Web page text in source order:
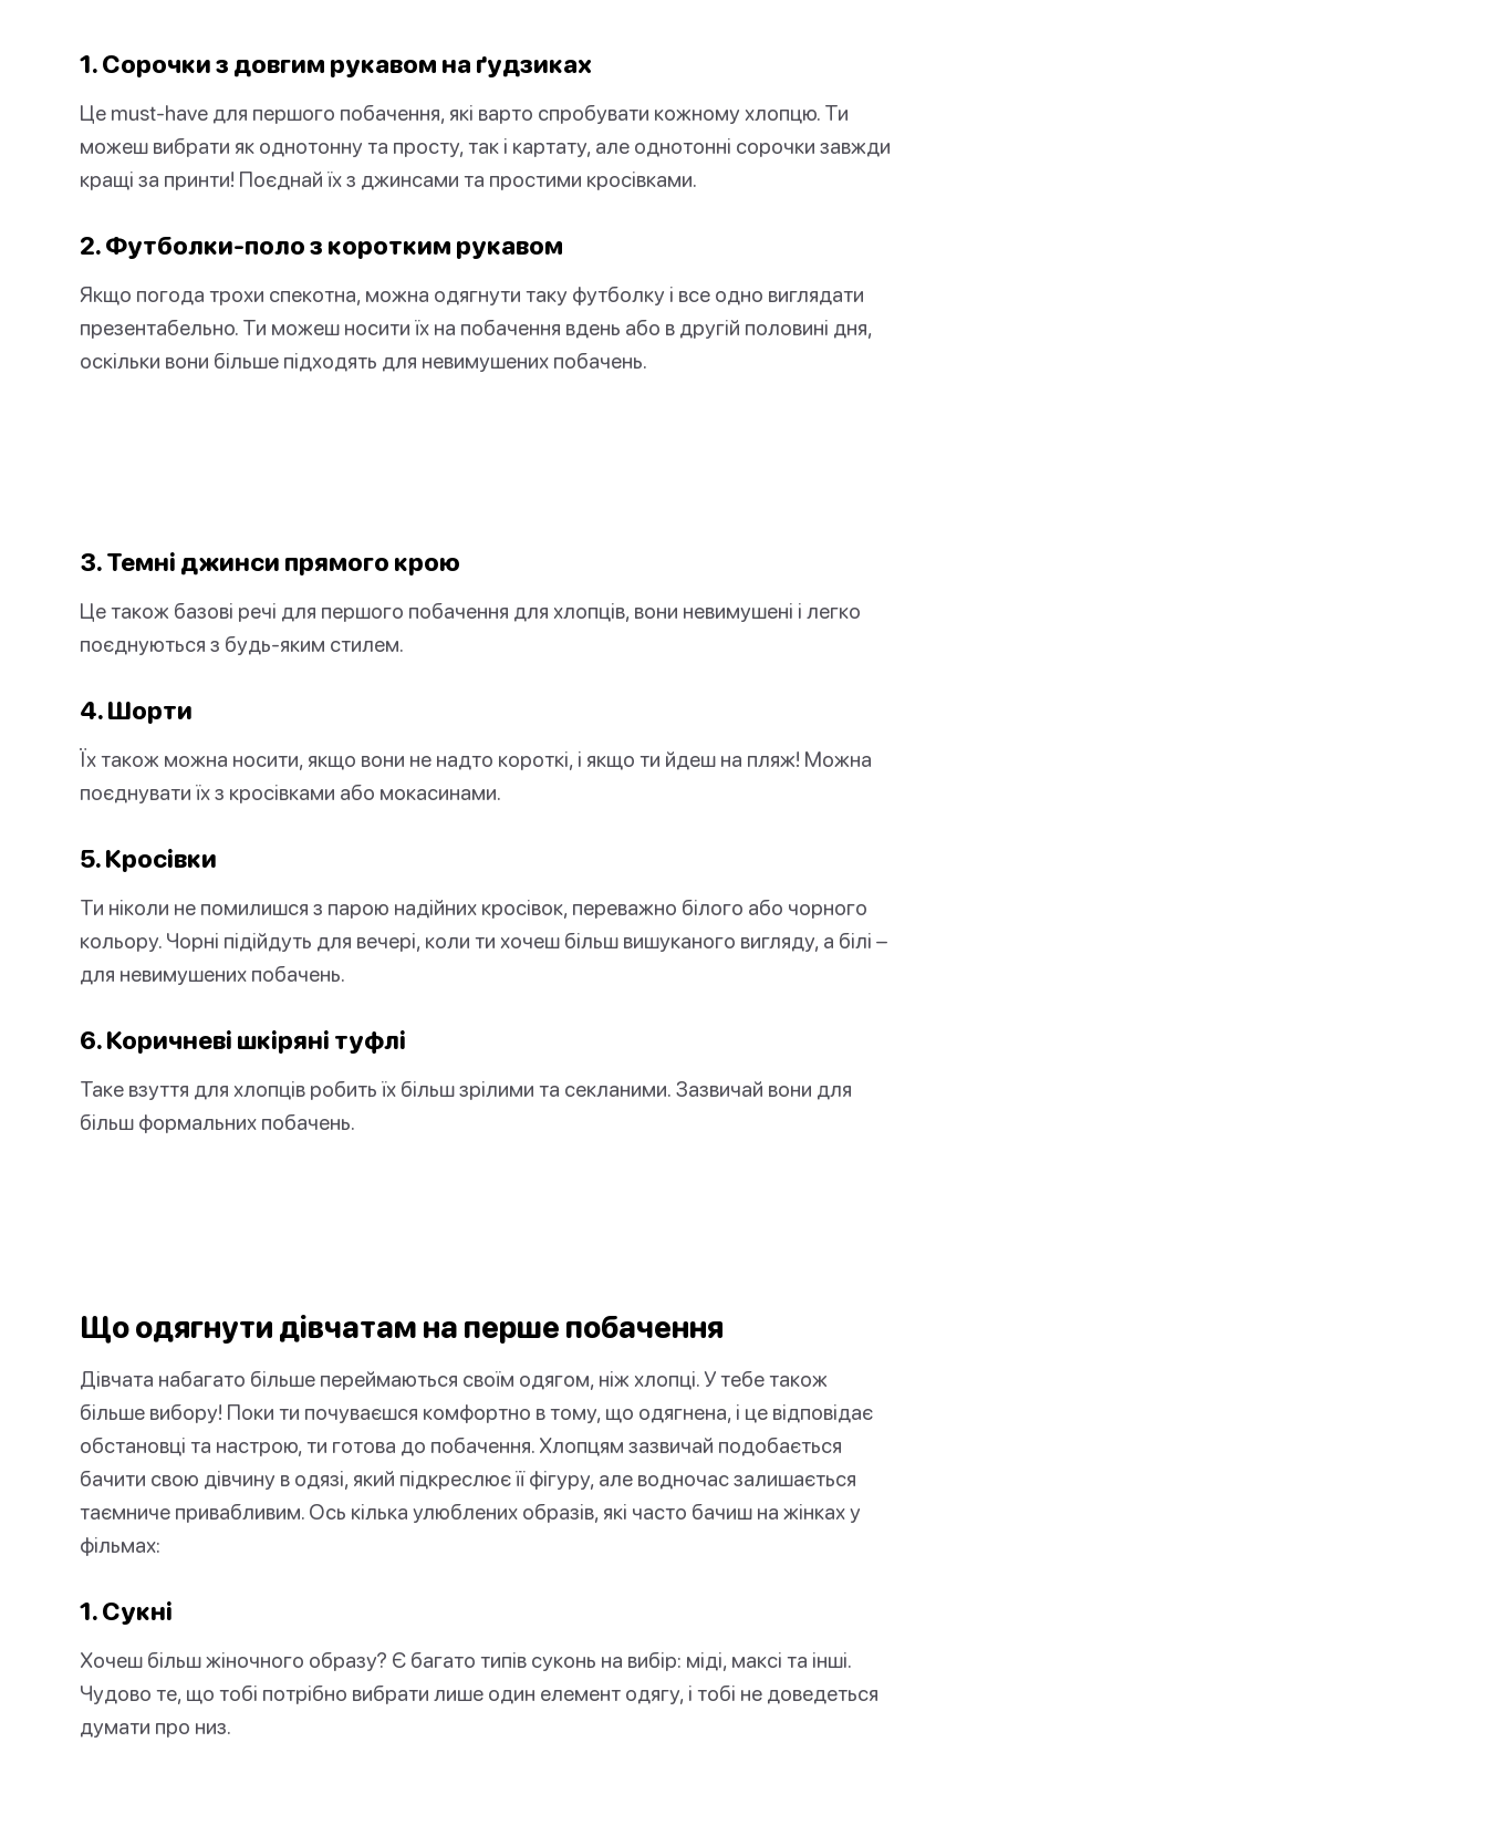
1. Сорочки з довгим рукавом на ґудзиках
Це must-have для першого побачення, які варто спробувати кожному хлопцю. Ти
можеш вибрати як однотонну та просту, так і картату, але однотонні сорочки завжди
кращі за принти! Поєднай їх з джинсами та простими кросівками.
2. Футболки-поло з коротким рукавом
Якщо погода трохи спекотна, можна одягнути таку футболку і все одно виглядати
презентабельно. Ти можеш носити їх на побачення вдень або в другій половині дня,
оскільки вони більше підходять для невимушених побачень.
3. Темні джинси прямого крою
Це також базові речі для першого побачення для хлопців, вони невимушені і легко
поєднуються з будь-яким стилем.
4. Шорти
Їх також можна носити, якщо вони не надто короткі, і якщо ти йдеш на пляж! Можна
поєднувати їх з кросівками або мокасинами.
5. Кросівки
Ти ніколи не помилишся з парою надійних кросівок, переважно білого або чорного
кольору. Чорні підійдуть для вечері, коли ти хочеш більш вишуканого вигляду, а білі –
для невимушених побачень.
6. Коричневі шкіряні туфлі
Таке взуття для хлопців робить їх більш зрілими та секланими. Зазвичай вони для
більш формальних побачень.
Що одягнути дівчатам на перше побачення
Дівчата набагато більше переймаються своїм одягом, ніж хлопці. У тебе також
більше вибору! Поки ти почуваєшся комфортно в тому, що одягнена, і це відповідає
обстановці та настрою, ти готова до побачення. Хлопцям зазвичай подобається
бачити свою дівчину в одязі, який підкреслює її фігуру, але водночас залишається
таємниче привабливим. Ось кілька улюблених образів, які часто бачиш на жінках у
фільмах:
1. Сукні
Хочеш більш жіночного образу? Є багато типів суконь на вибір: міді, максі та інші.
Чудово те, що тобі потрібно вибрати лише один елемент одягу, і тобі не доведеться
думати про низ.